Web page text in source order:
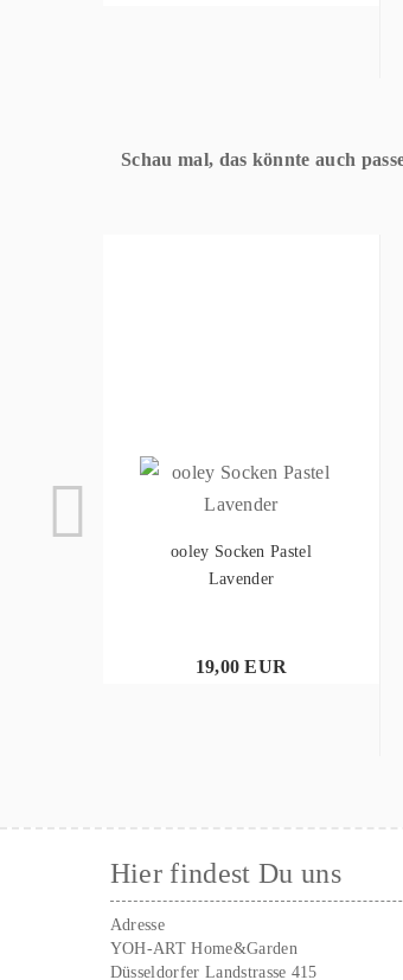
Schau mal, das könnte auch
ooley Socken Pastel
Lavender
19,00 EUR
Hier findest Du uns
Adresse
YOH-ART Home&Garden
Düsseldorfer Landstrasse 415